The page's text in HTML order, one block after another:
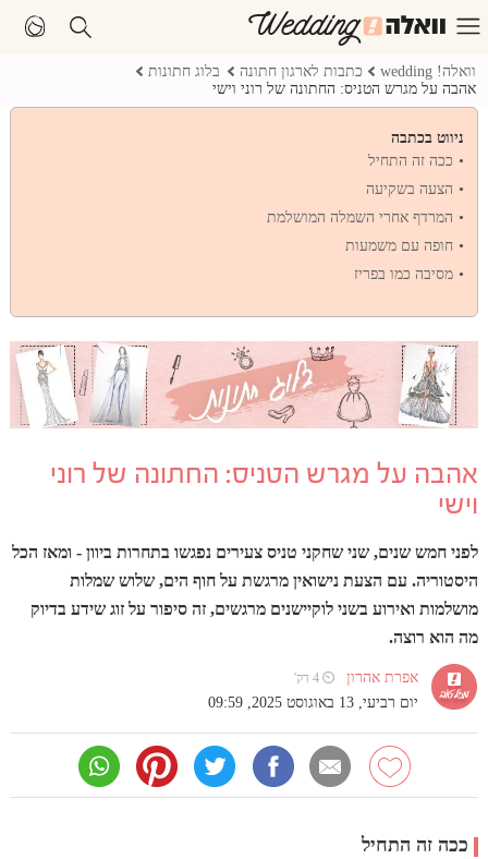
וואלה! wedding כתבות לארגון חתונה
בלוג חתונות
אהבה על מגרש הטניס: החתונה של רוני וישי
ניווט בכתבה
ככה זה התחיל
הצעה בשקיעה
המרדף אחרי השמלה המושלמת
חופה עם משמעות
מסיבה כמו בפריז
אהבה על מגרש הטניס: החתונה של רוני
וישי
לפני חמש שנים, שני שחקני טניס צעירים נפגשו בתחרות ביוון - ומאז הכל
היסטוריה. עם הצעת נישואין מרגשת על חוף הים, שלוש שמלות
מושלמות ואירוע בשני לוקיישנים מרגשים, זה סיפור על זוג שידע בדיוק
מה הוא רוצה.
אפרת אהרון ⏲ 4 דק'
יום רביעי, 13 באוגוסט 2025, 09:59
ככה זה התחיל